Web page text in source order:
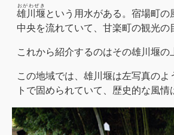
雄川堰
おがわぜき
という用水がある。宿場町の
中央を流れていて、甘楽町の観光の
これから紹介するのはその雄川堰の
この地域では、雄川堰は左写真のよ
トで固められていて、歴史的な風情